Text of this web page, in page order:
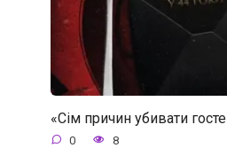
«Сім причин убивати
0 8